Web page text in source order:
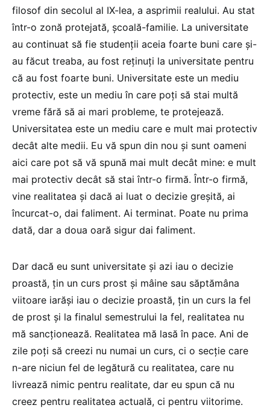
filosof din secolul al IX-lea, a asprimii realului. Au stat
într-o zonă protejată, școală-familie. La universitate
au continuat să fie studenții aceia foarte buni care și-
au făcut treaba, au fost reținuți la universitate pentru
că au fost foarte buni. Universitate este un mediu
protectiv, este un mediu în care poți să stai multă
vreme fără să ai mari probleme, te protejează.
Universitatea este un mediu care e mult mai protectiv
decât alte medii. Eu vă spun din nou și sunt oameni
aici care pot să vă spună mai mult decât mine: e mult
mai protectiv decât să stai într-o firmă. Într-o firmă,
vine realitatea și dacă ai luat o decizie greșită, ai
încurcat-o, dai faliment. Ai terminat. Poate nu prima
dată, dar a doua oară sigur dai faliment.
Dar dacă eu sunt universitate și azi iau o decizie
proastă, țin un curs prost și mâine sau săptămâna
viitoare iarăși iau o decizie proastă, țin un curs la fel
de prost și la finalul semestrului la fel, realitatea nu
mă sancționează. Realitatea mă lasă în pace. Ani de
zile poți să creezi nu numai un curs, ci o secție care
n-are niciun fel de legătură cu realitatea, care nu
livrează nimic pentru realitate, dar eu spun că nu
creez pentru realitatea actuală, ci pentru viitorime.